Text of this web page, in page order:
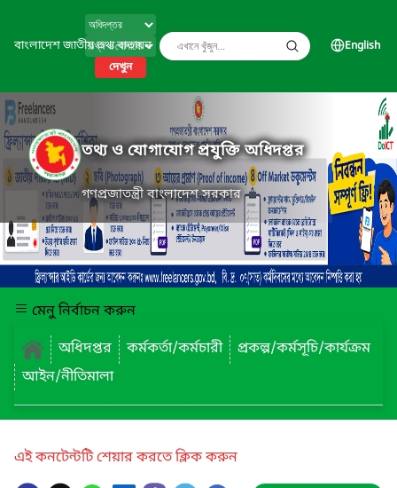
বাংলাদেশ জাতীয় তথ্য বাতায়ন
দেখুন
English
তথ্য ও যোগাযোগ প্রযুক্তি অধিদপ্তর
গণপ্রজাতন্ত্রী বাংলাদেশ সরকার
মেনু নির্বাচন করুন
অধিদপ্তর
কর্মকর্তা/কর্মচারী
প্রকল্প/কর্মসূচি/কার্যক্রম
আইন/নীতিমালা
এই কনটেন্টটি শেয়ার করতে ক্লিক করুন